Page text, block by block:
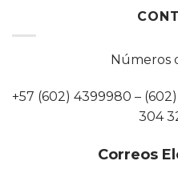
Números
+57 (602) 4399980 –
304
Correos